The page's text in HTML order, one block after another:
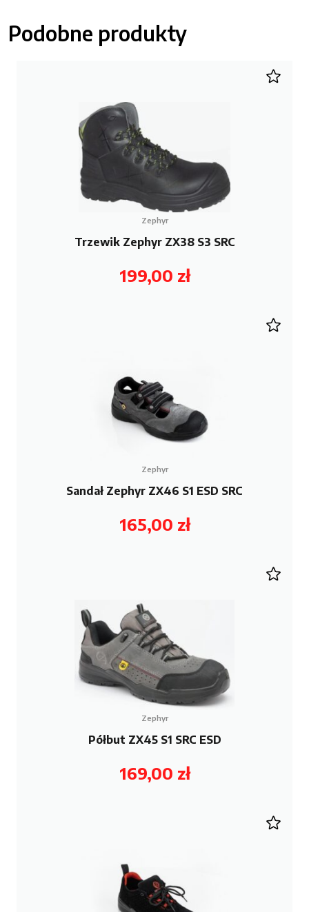
Podobne produkty
Zephyr
Trzewik Zephyr ZX38 S3 SRC
199,00 zł
Zephyr
Sandał Zephyr ZX46 S1 ESD SRC
165,00 zł
Zephyr
Półbut ZX45 S1 SRC ESD
169,00 zł